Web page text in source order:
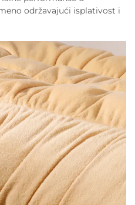
održavajući isplativost i